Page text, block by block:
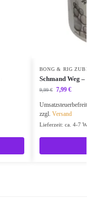
BONG & RIG
Schmand Weg
9,99€ 7,99 €
zzgl. Versand
Lieferzeit: ca. 4-7